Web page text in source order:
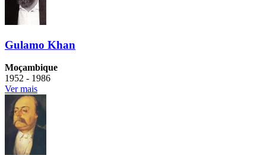
Gulamo Khan
Moçambique
1952 - 1986
Ver mais